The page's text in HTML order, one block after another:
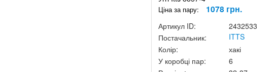
Ціна за пару: 1078 грн.
Артикул ID:
2432533
Постачальник:
ITTS
Колір:
хакі
У коробці пар:
6